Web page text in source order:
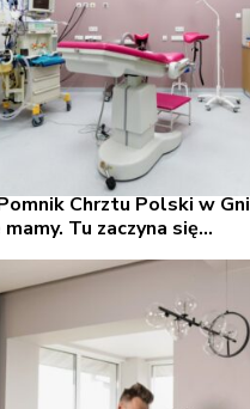
Chrztu Polski w
mamy. Tu zaczyna się...